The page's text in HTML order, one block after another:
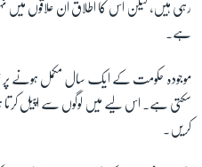
FOLLOW US
زبان
رہی ہیں، لیکن اس کا اطلاق ان علاقوں میں
ہے۔
موجودہ حکومت کے ایک سال مکمل ہونے پر
سکتی ہے۔ اس لیے میں لوگوں سے اپیل کرتا
کریں۔